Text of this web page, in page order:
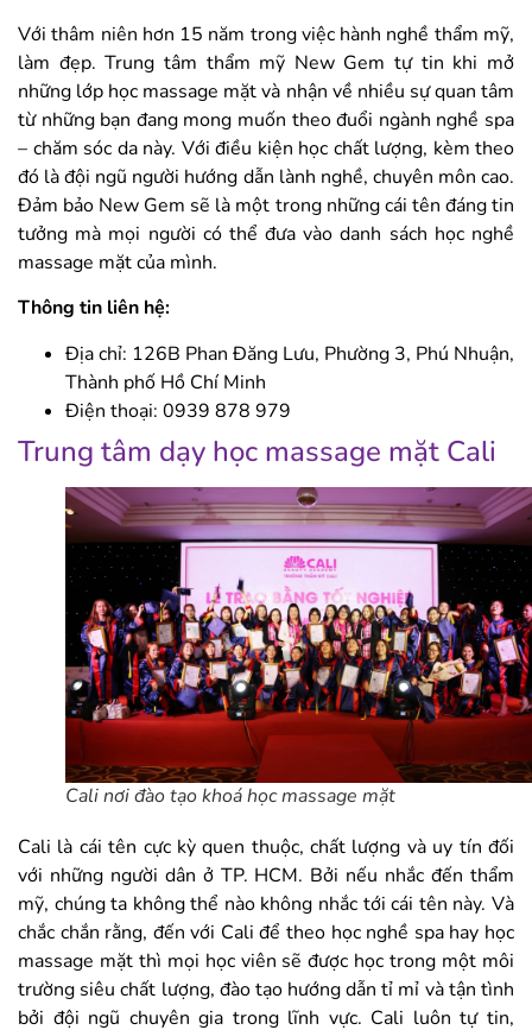
Với thâm niên hơn 15 năm trong việc hành nghề thẩm mỹ,
làm đẹp. Trung tâm thẩm mỹ New Gem tự tin khi mở
những lớp học massage mặt và nhận về nhiều sự quan tâm
từ những bạn đang mong muốn theo đuổi ngành nghề spa
– chăm sóc da này. Với điều kiện học chất lượng, kèm theo
đó là đội ngũ người hướng dẫn lành nghề, chuyên môn cao.
Đảm bảo New Gem sẽ là một trong những cái tên đáng tin
tưởng mà mọi người có thể đưa vào danh sách học nghề
massage mặt của mình.
Thông tin liên hệ:
Địa chỉ: 126B Phan Đăng Lưu, Phường 3, Phú Nhuận,
Thành phố Hồ Chí Minh
Điện thoại: 0939 878 979
Trung tâm dạy học massage mặt Cali
Cali nơi đào tạo khoá học massage mặt
Cali là cái tên cực kỳ quen thuộc, chất lượng và uy tín đối
với những người dân ở TP. HCM. Bởi nếu nhắc đến thẩm
mỹ, chúng ta không thể nào không nhắc tới cái tên này. Và
chắc chắn rằng, đến với Cali để theo học nghề spa hay học
massage mặt thì mọi học viên sẽ được học trong một môi
trường siêu chất lượng, đào tạo hướng dẫn tỉ mỉ và tận tình
bởi đội ngũ chuyên gia trong lĩnh vực. Cali luôn tự tin,